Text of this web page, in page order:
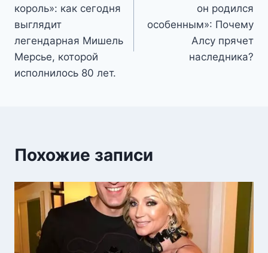
записям
король»: как сегодня
выглядит
легендарная Мишель
Мерсье, которой
исполнилось 80 лет.
он родился
особенным»: Почему
Алсу прячет
наследника?
Похожие записи